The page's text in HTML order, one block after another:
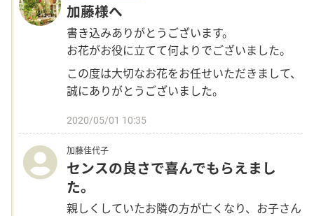
加藤様へ
書き込みありがとうございます。
お花がお役に立てて何よりでございました。
この度は大切なお花をお任せいただきまして、
誠にありがとうございました。
2020/05/01 10:35
加藤佳代子
センスの良さで喜んでもらえまし
た。
親しくしていたお隣の方が亡くなり、お子さん